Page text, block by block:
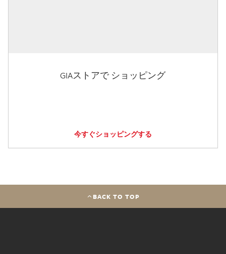
GIAストアで ショッピング
今すぐショッピングする
BACK TO TOP